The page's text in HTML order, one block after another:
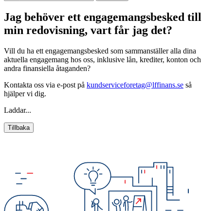
Jag behöver ett engagemangsbesked till
min redovisning, vart får jag det?
Vill du ha ett engagemangsbesked som sammanställer alla dina
aktuella engagemang hos oss, inklusive lån, krediter, konton och
andra finansiella åtaganden?
Kontakta oss via e-post på kundserviceforetag@lffinans.se så
hjälper vi dig.
Laddar...
Tillbaka